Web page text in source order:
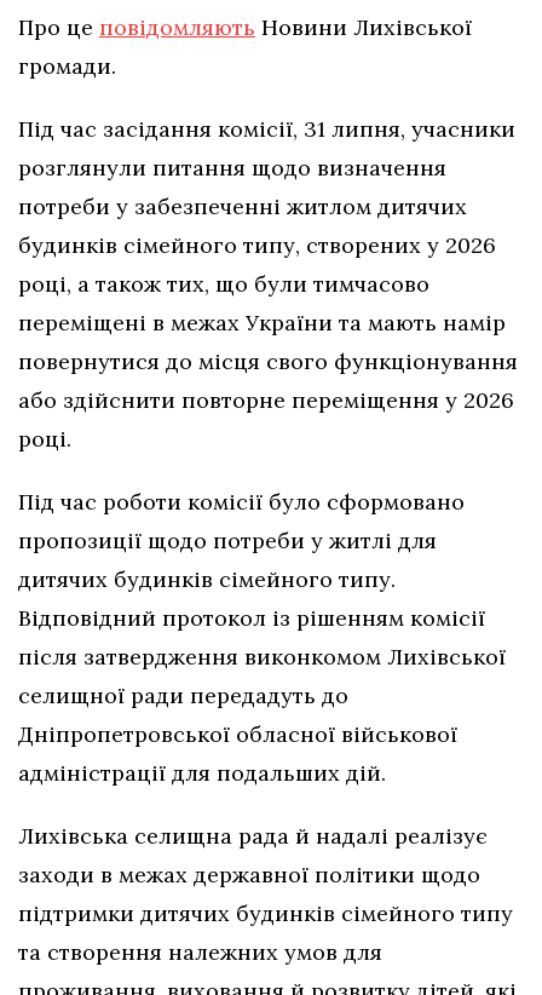
Про це повідомляють Новини Лихівської
громади.
Під час засідання комісії, 31 липня, учасники
розглянули питання щодо визначення
потреби у забезпеченні житлом дитячих
будинків сімейного типу, створених у 2026
році, а також тих, що були тимчасово
переміщені в межах України та мають намір
повернутися до місця свого функціонування
або здійснити повторне переміщення у 2026
році.
Під час роботи комісії було сформовано
пропозиції щодо потреби у житлі для
дитячих будинків сімейного типу.
Відповідний протокол із рішенням комісії
після затвердження виконкомом Лихівської
селищної ради передадуть до
Дніпропетровської обласної військової
адміністрації для подальших дій.
Лихівська селищна рада й надалі реалізує
заходи в межах державної політики щодо
підтримки дитячих будинків сімейного типу
та створення належних умов для